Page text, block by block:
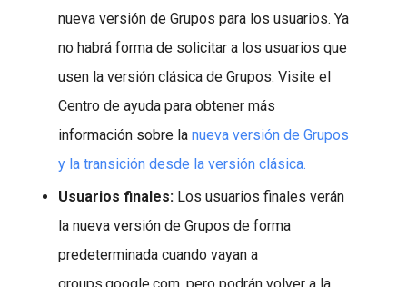
nueva versión de Grupos para los usuarios. Ya
no habrá forma de solicitar a los usuarios que
usen la versión clásica de Grupos. Visite el
Centro de ayuda para obtener más
información sobre la nueva versión de Grupos
y la transición desde la versión clásica.
Usuarios finales: Los usuarios finales verán
la nueva versión de Grupos de forma
predeterminada cuando vayan a